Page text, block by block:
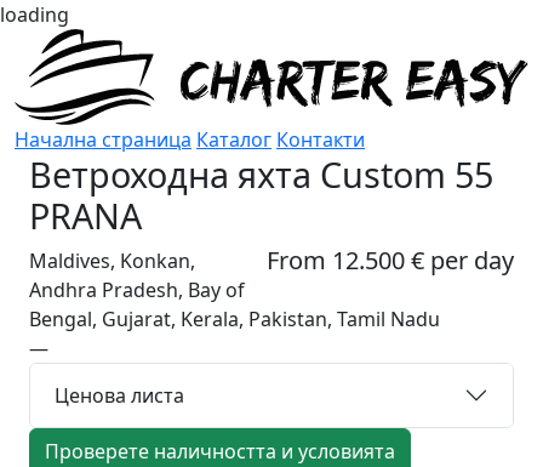
loading
Начална страница Каталог Контакти
Ветроходна яхта Custom 55
PRANA
From 12.500 € per day
Maldives, Konkan,
Andhra Pradesh, Bay of
Bengal, Gujarat, Kerala, Pakistan, Tamil Nadu
—
Ценова листа
Проверете наличността и условията